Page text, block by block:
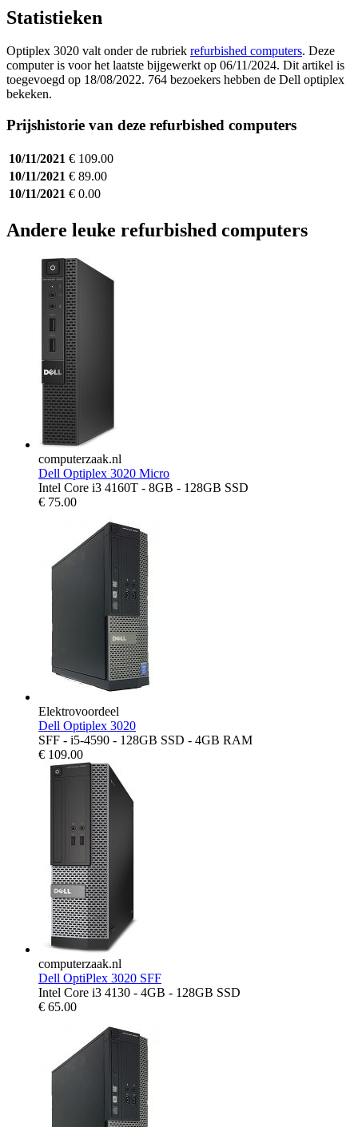
Statistieken
Optiplex 3020 valt onder de rubriek refurbished computers. Deze
computer is voor het laatste bijgewerkt op 06/11/2024. Dit artikel is
toegevoegd op 18/08/2022. 764 bezoekers hebben de Dell optiplex
bekeken.
Prijshistorie van deze refurbished computers
10/11/2021 € 109.00
10/11/2021 € 89.00
10/11/2021 € 0.00
Andere leuke refurbished computers
computerzaak.nl
Dell Optiplex 3020 Micro
Intel Core i3 4160T - 8GB - 128GB SSD
€ 75.00
Elektrovoordeel
Dell Optiplex 3020
SFF - i5-4590 - 128GB SSD - 4GB RAM
€ 109.00
computerzaak.nl
Dell OptiPlex 3020 SFF
Intel Core i3 4130 - 4GB - 128GB SSD
€ 65.00